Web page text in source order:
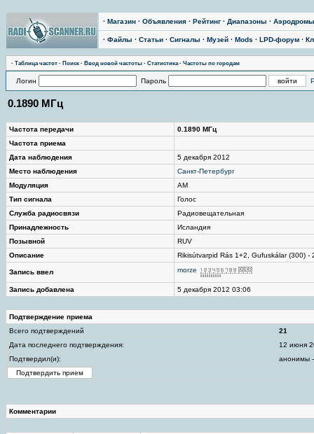
· Магазин · Объявления · Рейтинг · Диапазоны · Аэродромы
· Файлы · Статьи · Сигналы · Музей · Mods · LPD-форум ·
· Таблица частот · Поиск · Ввод новой частоты · Статистика· Частоты по городам
Логин Пароль
0.1890 МГц
Частота передачи
0.1890 МГц
Частота приема
Дата наблюдения
5 декабря 2012
Место наблюдения
Санкт-Петербург
Модуляция
AM
Тип сигнала
Голос
Служба радиосвязи
Радиовещательная
Принадлежность
Исландия
Позывной
RUV
Описание
Rikisútvarpid Rás 1+2, Gufuskálar (300) -
Запись ввел morze
Запись добавлена 5 декабря 2012 03:06
Подтверждение приема
Всего подтверждений
21
Дата последнего подтверждения:
12 июня
Подтвердил(и):
анонимы
Комментарии